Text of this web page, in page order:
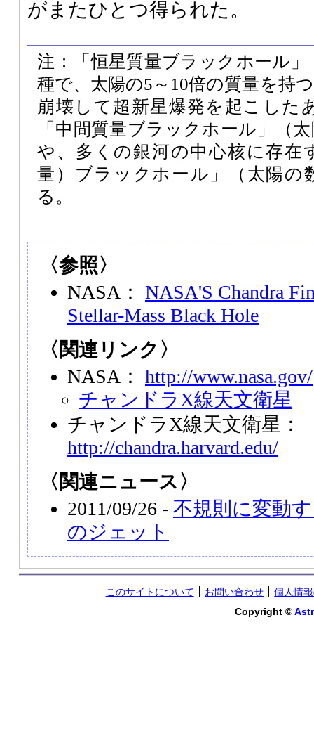
がまたひとつ得られた。
注：「恒星質量ブラックホール
種で、太陽の5～10倍の質量を持
崩壊して超新星爆発を起こした
「中間質量ブラックホール」（
や、多くの銀河の中心核に存在
量）ブラックホール」（太陽の
る。
〈参照〉
NASA： NASA'S Chandra
Stellar-Mass Black Hole
〈関連リンク〉
NASA： http://www.nasa.gov/
チャンドラX線天文衛星
チャンドラX線天文衛星：
http://chandra.harvard.edu/
〈関連ニュース〉
2011/09/26 - 不規則に変動
のジェット
このサイトについて お問い合わせ
個人情
Copyright ©